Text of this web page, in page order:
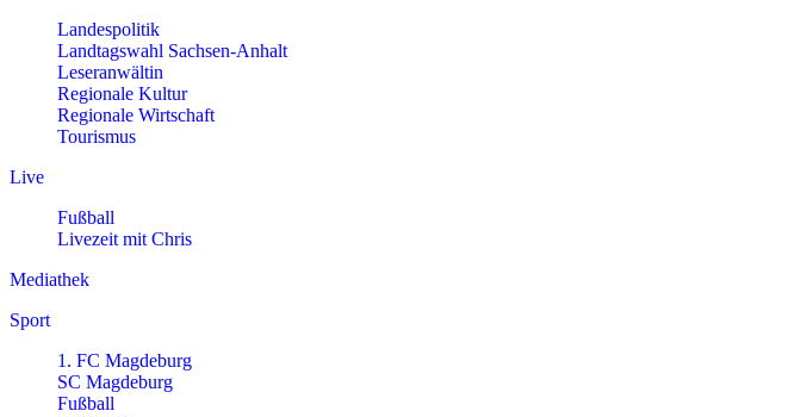
Landespolitik
Landtagswahl Sachsen-Anhalt
Leseranwältin
Regionale Kultur
Regionale Wirtschaft
Tourismus
Live
Fußball
Livezeit mit Chris
Mediathek
Sport
1. FC Magdeburg
SC Magdeburg
Fußball